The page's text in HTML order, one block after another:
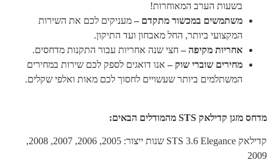
בשעות הערב המאוחרות!
משתמשים במכשור מתקדם –מעניקים לכם את השירות
המקצועי ביותר, החל מאבחון ועד התיקון.
אחריות מקיפה – חצי שנה אחריות עבור התקנות מדחסים.
מחירים שוברי שוק – אנו דואגים לספק לכם שירות במחירים
המשתלמים ביותר שעשויים לחסוך לכם מאות ואלפי שקלים.
מדחס מזגן קדילאק STS מהמודלים הבאים:
קדילאק STS 3.6 Elegance שנות ייצור: 2005, 2006, 2007, 2008,
2009